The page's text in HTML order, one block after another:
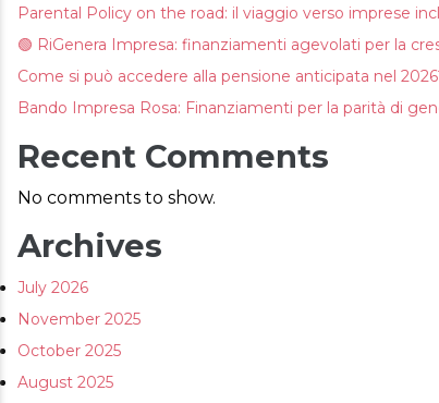
Blog
Contatti
AREA RISERVATA
Parental Policy on the road: il viaggio verso imprese
🟢 RiGenera Impresa: finanziamenti agevolati per la
Come si può accedere alla pensione anticipata nel
Bando Impresa Rosa: Finanziamenti per la parità di
Recent Comments
No comments to show.
Archives
July 2026
November 2025
October 2025
August 2025